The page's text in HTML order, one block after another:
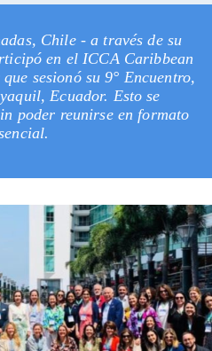
Chile - a través de su
en el ICCA Caribbean
sesionó su 9° Encuentro,
Ecuador. Esto se
poder reunirse en formato